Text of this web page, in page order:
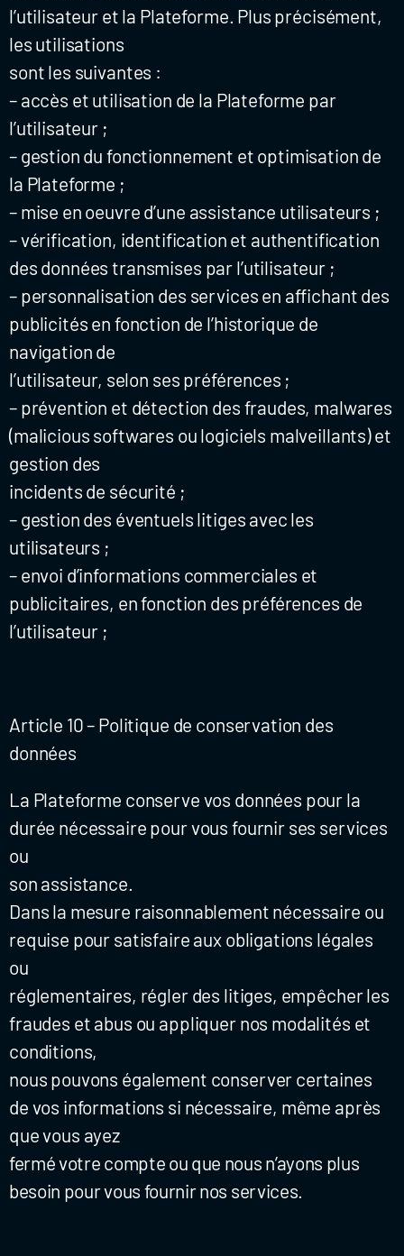
l’utilisateur et la Plateforme. Plus précisément,
les utilisations
sont les suivantes :
– accès et utilisation de la Plateforme par
l’utilisateur ;
– gestion du fonctionnement et optimisation de
la Plateforme ;
– mise en oeuvre d’une assistance utilisateurs ;
– vérification, identification et authentification
des données transmises par l’utilisateur ;
– personnalisation des services en affichant des
publicités en fonction de l’historique de
navigation de
l’utilisateur, selon ses préférences ;
– prévention et détection des fraudes, malwares
(malicious softwares ou logiciels malveillants) et
gestion des
incidents de sécurité ;
– gestion des éventuels litiges avec les
utilisateurs ;
– envoi d’informations commerciales et
publicitaires, en fonction des préférences de
l’utilisateur ;
Article 10 – Politique de conservation des
données
La Plateforme conserve vos données pour la
durée nécessaire pour vous fournir ses services
ou
son assistance.
Dans la mesure raisonnablement nécessaire ou
requise pour satisfaire aux obligations légales
ou
réglementaires, régler des litiges, empêcher les
fraudes et abus ou appliquer nos modalités et
conditions,
nous pouvons également conserver certaines
de vos informations si nécessaire, même après
que vous ayez
fermé votre compte ou que nous n’ayons plus
besoin pour vous fournir nos services.